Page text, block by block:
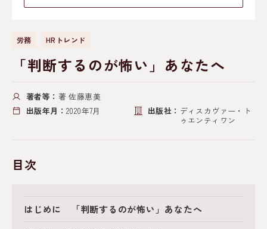
労務 HRトレンド
「判断するのが怖い」あなたへ
著者等： 著 佐藤恵美
出版年月： 2020年7月 出版社： ディスカヴァー・ト
ゥエンティワン
目次
はじめに 「判断するのが怖い」あなたへ